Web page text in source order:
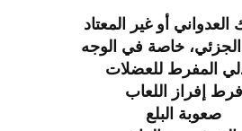
العدواني أو غير المعتاد
خاصة في الوجه
المفرط للعضلات
فرط إفراز اللعاب
صعوبة البلع